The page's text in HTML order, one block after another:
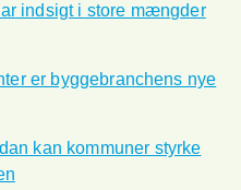
indsigt i store mængder
er byggebranchens nye
kan kommuner styrke